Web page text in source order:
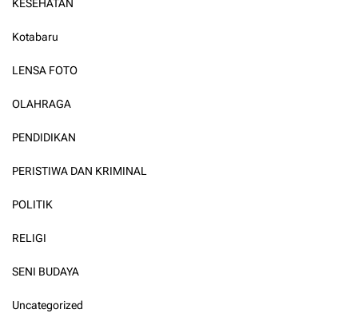
KESEHATAN
Kotabaru
LENSA FOTO
OLAHRAGA
PENDIDIKAN
PERISTIWA DAN KRIMINAL
POLITIK
RELIGI
SENI BUDAYA
Uncategorized